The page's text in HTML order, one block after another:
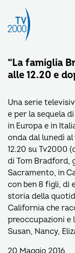
“La famiglia
alle 12.20 e
Una serie
e per la sequela
in Europa e in
onda dal lunedì al
12.20 su Tv2000
di Tom Bradford,
Sacramento, in
con ben 8 figli, di
storia della
California che
preoccupazioni e
Susan, Nancy,
20 Maggio 2016